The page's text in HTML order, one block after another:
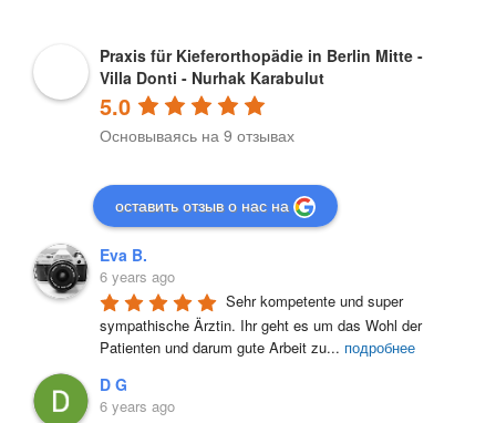
Praxis für Kieferorthopädie in Berlin Mitte -
Villa Donti - Nurhak Karabulut
5.0
Основываясь на 9 отзывах
оставить отзыв о нас на
Eva B.
6 years ago
Sehr kompetente und super
sympathische Ärztin. Ihr geht es um das Wohl der
Patienten und darum gute Arbeit zu... подробнее
D G
6 years ago